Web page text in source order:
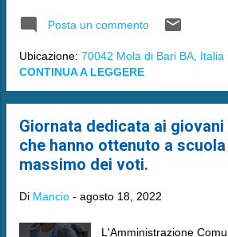
Posta un commento
Ubicazione: 70042 Mola di Bari BA, Italia
CONTINUA A LEGGERE
Giornata dedicata ai
che hanno ottenuto a scuola
massimo dei voti.
Di Mancio - agosto 18, 2022
L'Amministrazione